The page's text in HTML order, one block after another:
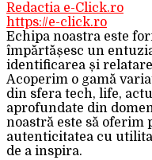
Redactia e-Click.ro
https://e-click.ro
Echipa noastra este
împărtășesc un
identificarea și
Acoperim o gamă
din sfera tech, life,
aprofundate din
noastră este să
autenticitatea cu
de a inspira.